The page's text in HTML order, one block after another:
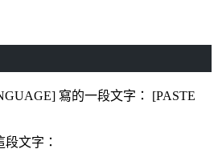
寫的一段文字： [PASTE
文字：